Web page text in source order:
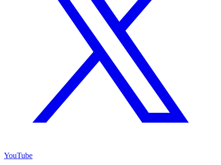
YouTube